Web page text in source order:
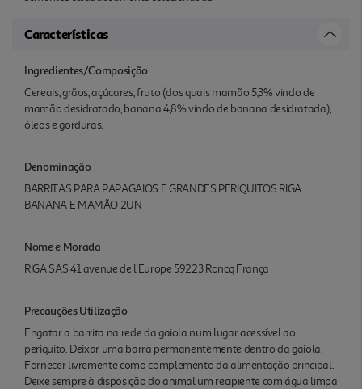
Características
Ingredientes/Composição
Cereais, grãos, açúcares, fruto (dos quais mamão 5,3% vindo de
mamão desidratado, banana 4,8% vindo de banana desidratada),
óleos e gorduras.
Denominação
BARRITAS PARA PAPAGAIOS E GRANDES PERIQUITOS RIGA
BANANA E MAMÃO 2UN
Nome e Morada
RIGA SAS 41 avenue de l'Europe 59223 Roncq França
Precauções Utilização
Engatar a barrita na rede da gaiola num lugar acessível ao
periquito. Deixar uma barra permanentemente dentro da gaiola.
Fornecer livremente como complemento da alimentação principal.
Deixe sempre à disposição do animal um recipiente com água limpa